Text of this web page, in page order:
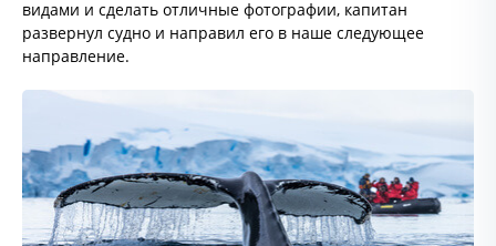
видами и сделать отличные фотографии, капитан
развернул судно и направил его в наше следующее
направление.